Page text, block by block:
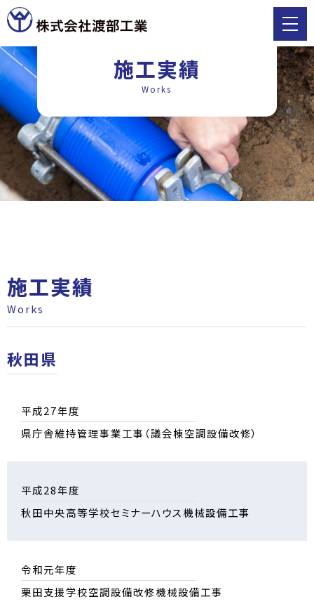
施工実績
Works
施工実績
Works
秋田県
平成27年度
県庁舎維持管理事業工事（議会棟空調設備改修）
平成28年度
秋田中央高等学校セミナーハウス機械設備工事
令和元年度
栗田支援学校空調設備改修機械設備工事